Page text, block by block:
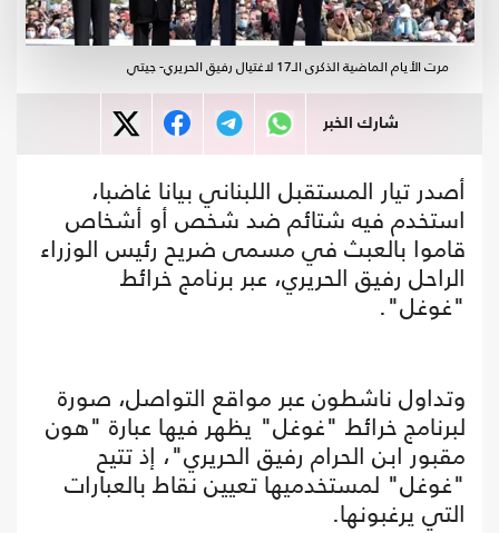
مرت الأيام الماضية الذكرى الـ17 لاغتيال رفيق الحريري- جيتي
شارك الخبر
أصدر تيار المستقبل اللبناني بيانا غاضبا،
استخدم فيه شتائم ضد شخص أو أشخاص
قاموا بالعبث في مسمى ضريح رئيس الوزراء
الراحل رفيق الحريري، عبر برنامج خرائط
"غوغل".
وتداول ناشطون عبر مواقع التواصل، صورة
لبرنامج خرائط "غوغل" يظهر فيها عبارة "هون
مقبور ابن الحرام رفيق ‏الحريري"، إذ تتيح
"غوغل" لمستخدميها تعيين نقاط بالعبارات
التي يرغبونها.